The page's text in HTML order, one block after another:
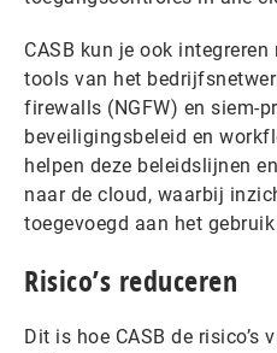
CASB kun je ook
tools van het
firewalls (NGFW) en siem-
beveiligingsbeleid en
helpen deze beleidslijnen
naar de cloud, waarbij
toegevoegd aan het
Risico’s reduceren
Dit is hoe CASB de risico’s